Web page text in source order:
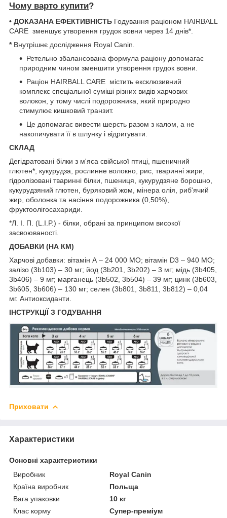
Чому варто купити?
• ДОКАЗАНА ЕФЕКТИВНІСТЬ Годування раціоном HAIRBALL
CARE зменшує утворення грудок вовни через 14 днів*.
* Внутрішнє дослідження Royal Canin.
Ретельно збалансована формула раціону допомагає
природним чином зменшити утворення грудок вовни.
Раціон HAIRBALL CARE містить ексклюзивний
комплекс спеціальної суміші різних видів харчових
волокон, у тому числі подорожника, який природно
стимулює кишковий транзит.
Це допомагає вивести шерсть разом з калом, а не
накопичувати її в шлунку і відригувати.
СКЛАД
Дегідратовані білки з м'яса свійської птиці, пшеничний
глютен*, кукурудза, рослинне волокно, рис, тваринні жири,
гідролізовані тваринні білки, пшениця, кукурудзяне борошно,
кукурудзяний глютен, буряковий жом, мінера олія, риб'ячий
жир, оболонка та насіння подорожника (0,50%),
фруктоолігосахариди.
*Л. І. П. (L.I.P.) - білки, обрані за принципом високої
засвоюваності.
ДОБАВКИ (НА КМ)
Харчові добавки: вітамін А – 24 000 МО; вітамін D3 – 940 МО;
залізо (3b103) – 30 мг; йод (3b201, 3b202) – 3 мг; мідь (3b405,
3b406) – 9 мг; марганець (3b502, 3b504) – 39 мг; цинк (3b603,
3b605, 3b606) – 130 мг; селен (3b801, 3b811, 3b812) – 0,04
мг. Антиоксиданти.
ІНСТРУКЦІЇ З ГОДУВАННЯ
Приховати
Характеристики
Основні характеристики
Виробник
Royal Canin
Країна виробник
Польща
Вага упаковки
10 кг
Клас корму
Супер-преміум